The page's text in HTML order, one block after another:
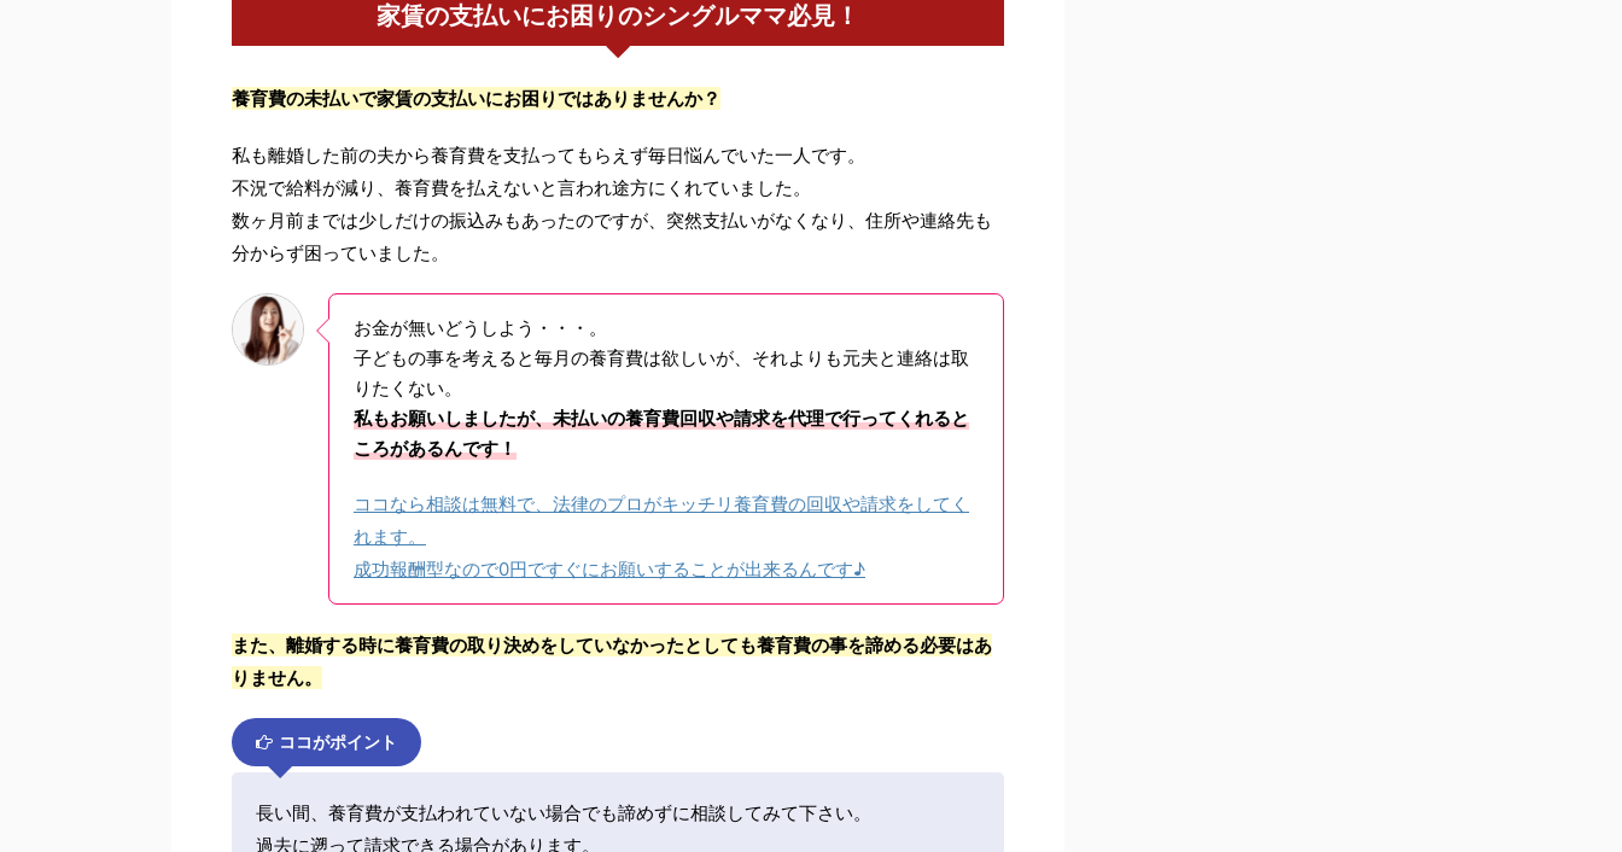
家賃の支払いにお困りのシングルママ必見！
養育費の未払いで家賃の支払いにお困りではありませんか？
私も離婚した前の夫から養育費を支払ってもらえず毎日悩んでいた一人です。
不況で給料が減り、養育費を払えないと言われ途方にくれていました。
数ヶ月前までは少しだけの振込みもあったのですが、突然支払いがなくなり、住所や連絡先も
分からず困っていました。
お金が無いどうしよう・・・。
子どもの事を考えると毎月の養育費は欲しいが、それよりも元夫と連絡は取
りたくない。
私もお願いしましたが、未払いの養育費回収や請求を代理で行ってくれると
ころがあるんです！
ココなら相談は無料で、法律のプロがキッチリ養育費の回収や請求をしてく
れます。
成功報酬型なので0円ですぐにお願いすることが出来るんです♪
また、離婚する時に養育費の取り決めをしていなかったとしても養育費の事を諦める必要はあ
りません。
ココがポイント
長い間、養育費が支払われていない場合でも諦めずに相談してみて下さい。
過去に遡って請求できる場合があります。